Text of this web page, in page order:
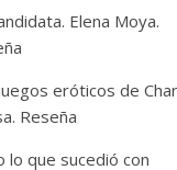
Elena Moya.
eróticos de
Reseña
lo que sucedió con